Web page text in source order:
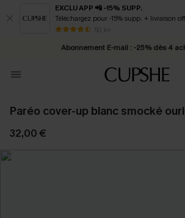
EXCLU APP 📲 -15% SUPP.
Téléchargez pour -15% supp. + livraison
50 k+
* Livraison éclair 2-3 jours ouvrés
Abonnement E-mail : -25% dès 4
Paréo cover-up blanc smocké
32,00 €